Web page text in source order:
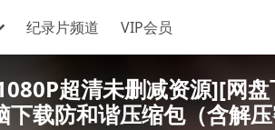
纪录片频道 VIP会员
超清未删减资源][网
载防和谐压缩包（含解压